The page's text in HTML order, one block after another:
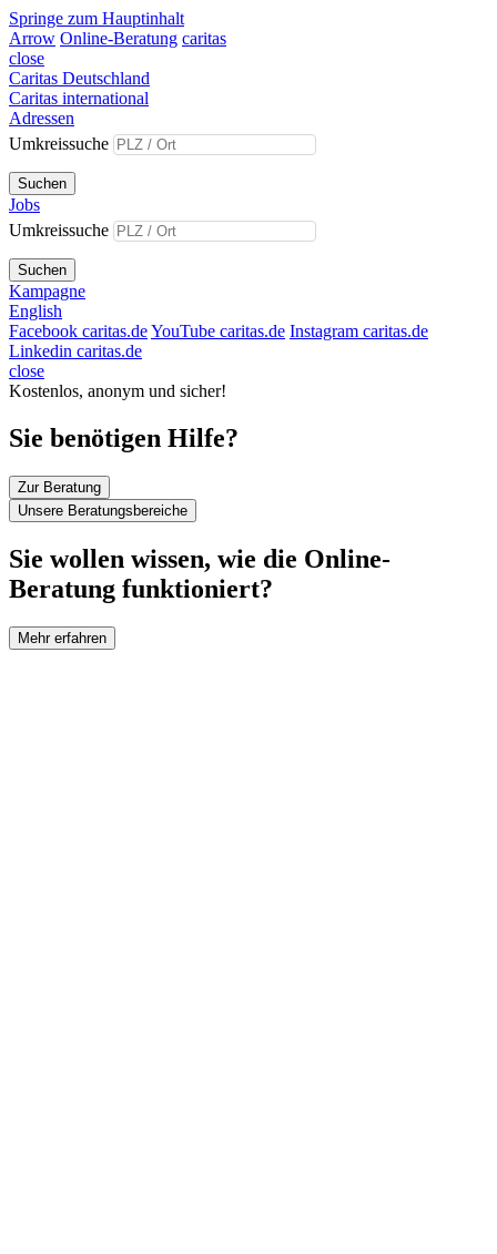
Springe zum Hauptinhalt
Arrow Online-Beratung caritas
close
Caritas Deutschland
Caritas international
Adressen
Umkreissuche
Suchen
Jobs
Umkreissuche
Suchen
Kampagne
English
Facebook caritas.deYouTube caritas.de Instagram caritas.de
Linkedin caritas.de
close
Kostenlos, anonym und sicher!
Sie benötigen Hilfe?
Zur Beratung
Unsere Beratungsbereiche
Sie wollen wissen, wie die Online-
Beratung funktioniert?
Mehr erfahren